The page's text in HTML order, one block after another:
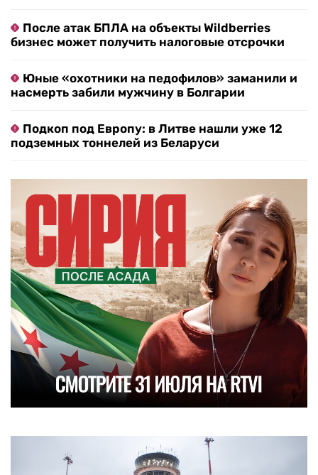
После атак БПЛА на объекты Wildberries
бизнес может получить налоговые отсрочки
Юные «охотники на педофилов» заманили и
насмерть забили мужчину в Болгарии
Подкоп под Европу: в Литве нашли уже 12
подземных тоннелей из Беларуси